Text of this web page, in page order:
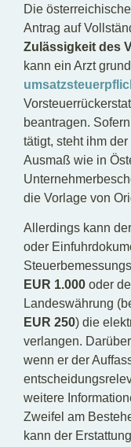
Die
Antrag auf
Zulässigkeit des
kann ein Arzt
beantragen.
tätigt, steht ihm
Ausmaß wie in
die Vorlage von
Allerdings kann
oder
EUR 1.000 oder
Landeswährung
EUR 250) die
verlangen.
wenn er der
weitere
Zweifel am
kann der